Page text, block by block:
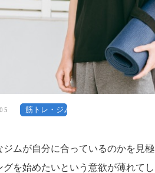
筋トレ・ジム
ムが自分に合っているのかを見
を始めたいという意欲が薄れて